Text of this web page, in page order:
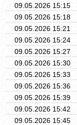
09.05.2026 15:15
09.05.2026 15:18
09.05.2026 15:21
09.05.2026 15:24
09.05.2026 15:27
09.05.2026 15:30
09.05.2026 15:33
09.05.2026 15:36
09.05.2026 15:39
09.05.2026 15:42
09.05.2026 15:45